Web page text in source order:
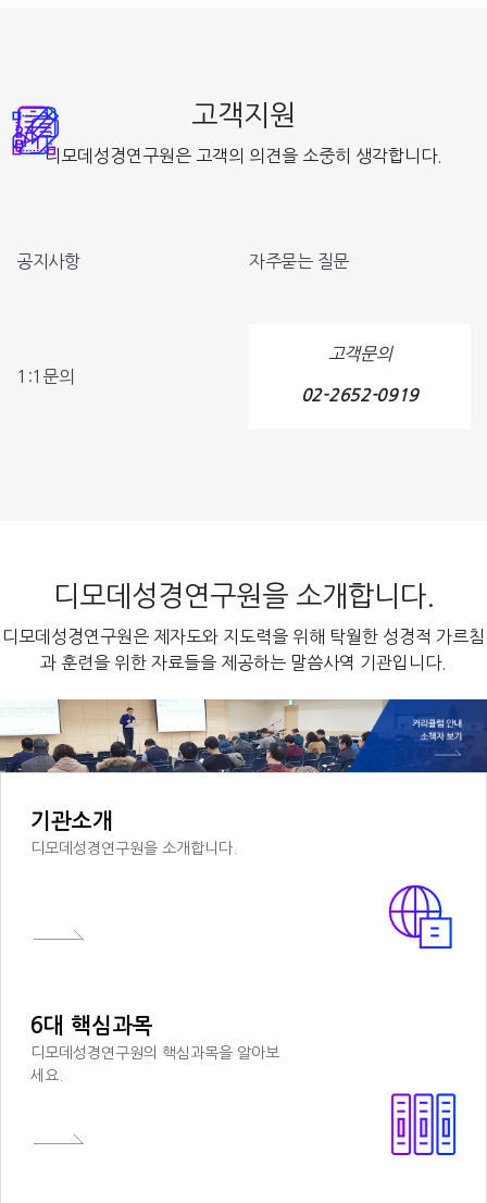
고객지원
디모데성경연구원은 고객의 의견을 소중히 생각합니다.
공지사항 자주묻는 질문
1:1문의
고객문의
02-2652-0919
디모데성경연구원을 소개합니다.
디모데성경연구원은 제자도와 지도력을 위해 탁월한 성경적 가르침
과 훈련을 위한 자료들을 제공하는 말씀사역 기관입니다.
기관소개
디모데성경연구원을 소개합니다.
6대 핵심과목
디모데성경연구원의 핵심과목을 알아보
세요.